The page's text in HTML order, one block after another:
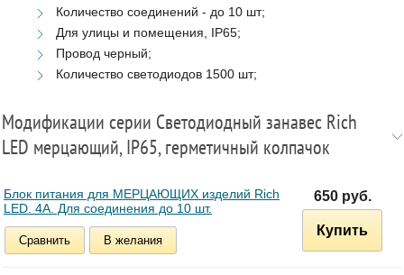
Количество соединений - до 10 шт;
Для улицы и помещения, IP65;
Провод черный;
Количество светодиодов 1500 шт;
Модификации серии Светодиодный занавес Rich
LED мерцающий, IP65, герметичный колпачок
Блок питания для МЕРЦАЮЩИХ изделий Rich
LED. 4А. Для соединения до 10 шт.
Сравнить В желания
650 руб.
Купить